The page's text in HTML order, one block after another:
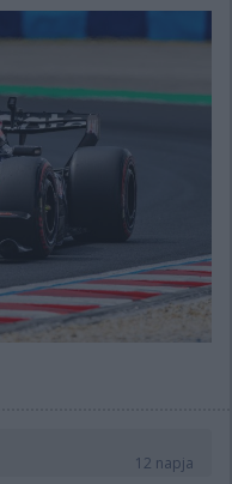
12 napja